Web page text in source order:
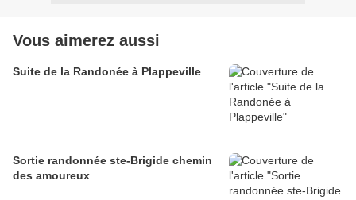
Vous aimerez aussi
Suite de la Randonée à Plappeville
Sortie randonnée ste-Brigide chemin
des amoureux